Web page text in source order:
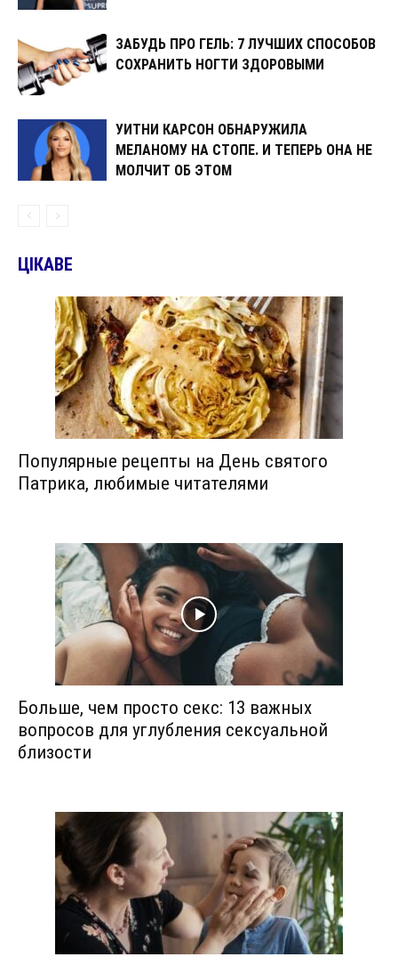
ЗАБУДЬ ПРО ГЕЛЬ: 7 ЛУЧШИХ СПОСОБОВ
СОХРАНИТЬ НОГТИ ЗДОРОВЫМИ
УИТНИ КАРСОН ОБНАРУЖИЛА
МЕЛАНОМУ НА СТОПЕ. И ТЕПЕРЬ ОНА НЕ
МОЛЧИТ ОБ ЭТОМ
ЦІКАВЕ
Популярные рецепты на День святого
Патрика, любимые читателями
Больше, чем просто секс: 13 важных
вопросов для углубления сексуальной
близости